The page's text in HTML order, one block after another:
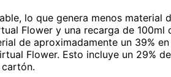
lo que genera menos material
Flower y una recarga de 100ml
de aproximadamente un 39%
Flower. Esto incluye un 29%